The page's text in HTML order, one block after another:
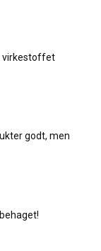
virkestoffet
godt, men